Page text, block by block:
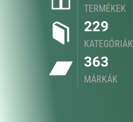
TERMÉKEK
229
KATEGÓRIÁK
363
MÁRKÁK